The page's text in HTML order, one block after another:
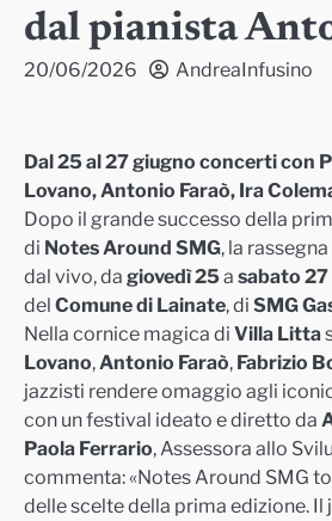
dal pianista
20/06/2026 AndreaInfusino
Dal 25 al 27 giugno concerti con
Lovano, Antonio Faraò, Ira
Dopo il grande successo della
di Notes Around SMG, la
dal vivo, da giovedì 25a sabato
del Comune di Lainate, di SMG
Nella cornice magica di Villa Litta
Lovano, Antonio Faraò, Fabrizio
jazzisti rendere omaggio agli
con un festival ideato e diretto da
Paola Ferrario, Assessora allo
commenta: «Notes Around SMG
delle scelte della prima edizione.